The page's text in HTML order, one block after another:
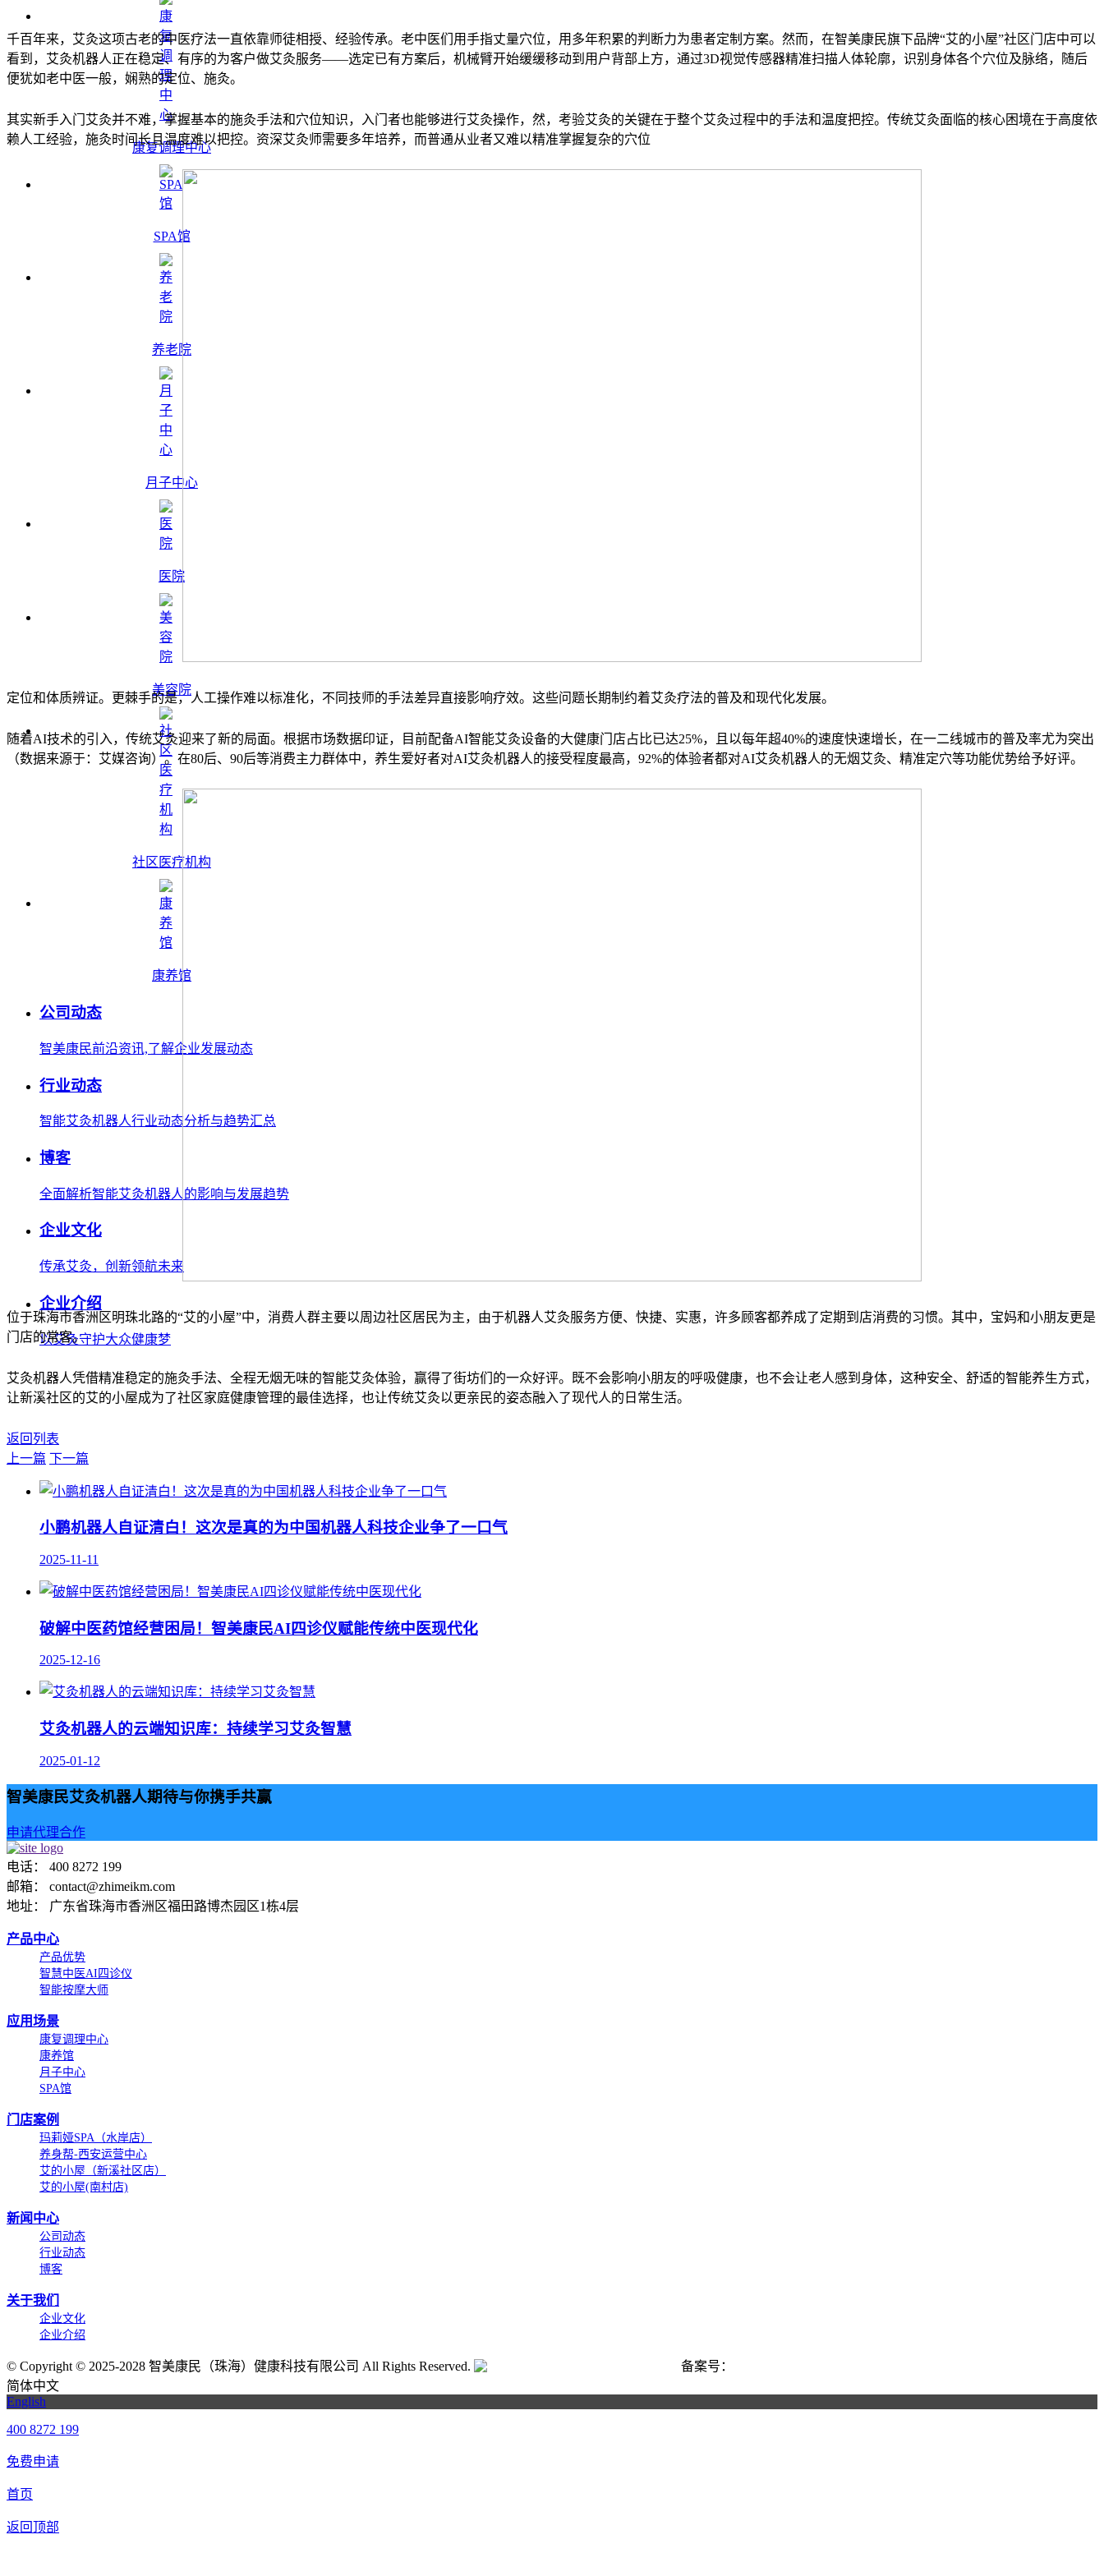
康复调理中心
SPA馆
养老院
月子中心
医院
美容院
社区医疗机构
康养馆
公司动态
智美康民前沿资讯,了解企业发展动态
行业动态
智能艾灸机器人行业动态分析与趋势汇总
博客
全面解析智能艾灸机器人的影响与发展趋势
企业文化
传承艾灸，创新领航未来
企业介绍
以艾灸守护大众健康梦
千百年来，艾灸这项古老的中医疗法一直依靠师徒相授、经验传承。老中医们用手指丈量穴位，用多年积累的判断力为患者定制方案。然而，在智美康民旗下品牌“艾的小屋”社区门店中可以
看到，艾灸机器人正在稳定、有序的为客户做艾灸服务——选定已有方案后，机械臂开始缓缓移动到用户背部上方，通过3D视觉传感器精准扫描人体轮廓，识别身体各个穴位及脉络，随后
便犹如老中医一般，娴熟的定位、施灸。
其实新手入门艾灸并不难，掌握基本的施灸手法和穴位知识，入门者也能够进行艾灸操作，然，考验艾灸的关键在于整个艾灸过程中的手法和温度把控。传统艾灸面临的核心困境在于高度依
赖人工经验，施灸时间长且温度难以把控。 资深艾灸师需要多年培养，而普通从业者又难以精准掌握复杂的穴位
定位和体质辨证。更棘手的是，人工操作难以标准化，不同技师的手法差异直接影响疗效。这些问题长期制约着艾灸疗法的普及和现代化发展。
随着AI技术的引入，传统艾灸迎来了新的局面。根据市场数据印证，目前配备AI智能艾灸设备的大健康门店占比已达25%，且以每年超40%的速度快速增长，在一二线城市的普及率尤为突出
（数据来源于：艾媒咨询）。在80后、90后等消费主力群体中，养生爱好者对AI艾灸机器人的接受程度最高，92%的体验者都对AI艾灸机器人的无烟艾灸、精准定穴等功能优势给予好评。
位于珠海市香洲区明珠北路的“艾的小屋”中，消费人群主要以周边社区居民为主，由于机器人艾灸服务方便、快捷、实惠，许多顾客都养成了定期到店消费的习惯。其中，宝妈和小朋友更是
门店的常客。
艾灸机器人凭借精准稳定的施灸手法、全程无烟无味的智能艾灸体验，赢得了街坊们的一众好评。既不会影响小朋友的呼吸健康，也不会让老人感到身体，这种安全、舒适的智能养生方式，
让新溪社区的艾的小屋成为了社区家庭健康管理的最佳选择，也让传统艾灸以更亲民的姿态融入了现代人的日常生活。
返回列表
上一篇 下一篇
小鹏机器人自证清白！这次是真的为中国机器人科技企业争了一口气
2025-11-11
破解中医药馆经营困局！智美康民AI四诊仪赋能传统中医现代化
2025-12-16
艾灸机器人的云端知识库：持续学习艾灸智慧
2025-01-12
智美康民艾灸机器人期待与你携手共赢
申请代理合作
电话： 400 8272 199
邮箱： contact@zhimeikm.com
地址： 广东省珠海市香洲区福田路博杰园区1栋4层
产品中心
产品优势
智慧中医AI四诊仪
智能按摩大师
应用场景
康复调理中心
康养馆
月子中心
SPA馆
门店案例
玛莉娅SPA（水岸店）
养身帮-西安运营中心
艾的小屋（新溪社区店）
艾的小屋(南村店)
新闻中心
公司动态
行业动态
博客
关于我们
企业文化
企业介绍
© Copyright © 2025-2028 智美康民（珠海）健康科技有限公司 All Rights Reserved. 备案号：
简体中文
English
400 8272 199
免费申请
首页
返回顶部